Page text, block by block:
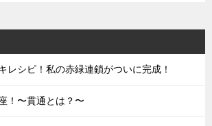
レシピ！私の赤緑連鎖がついに完成！
！〜貫通とは？〜